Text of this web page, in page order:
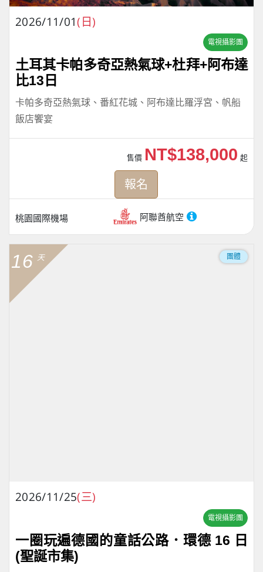
2026/11/01(日)
電視攝影團
土耳其卡帕多奇亞熱氣球+杜拜+阿布達
比13日
卡帕多奇亞熱氣球、番紅花城、阿布達比羅浮宮、帆船
飯店饗宴
桃園國際機場 阿聯酋航空
售價 NT$138,000 起
報名
16 天 團體
2026/11/25(三)
電視攝影團
一圈玩遍德國的童話公路．環德 16 日
(聖誕市集)